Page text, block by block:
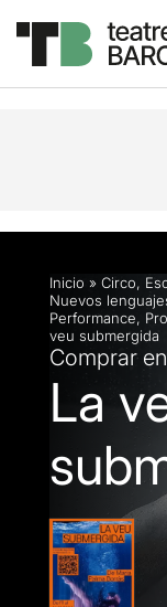
Inicio » Circo,
Nuevos
Performance,
veu submergida
Comprar
La